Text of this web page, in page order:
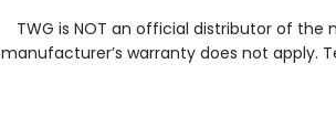
TWG is NOT an official distributor of the
manufacturer’s warranty does not apply.